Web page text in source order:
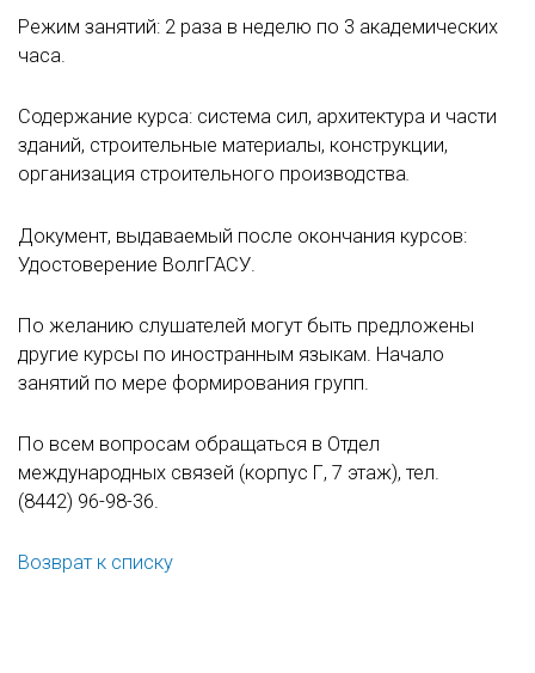
Режим занятий: 2 раза в неделю по 3 академических
часа.
Содержание курса: система сил, архитектура и части
зданий, строительные материалы, конструкции,
организация строительного производства.
Документ, выдаваемый после окончания курсов:
Удостоверение ВолгГАСУ.
По желанию слушателей могут быть предложены
другие курсы по иностранным языкам. Начало
занятий по мере формирования групп.
По всем вопросам обращаться в Отдел
международных связей (корпус Г, 7 этаж), тел.
(8442) 96-98-36.
Возврат к списку